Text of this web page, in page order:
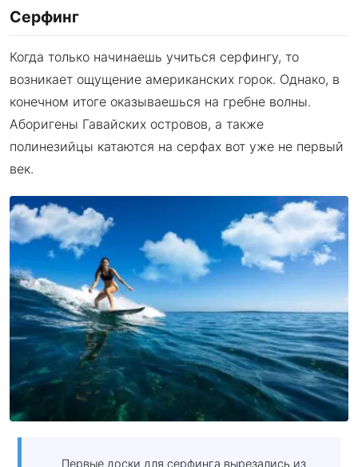
Серфинг
Когда только начинаешь учиться серфингу, то
возникает ощущение американских горок. Однако, в
конечном итоге оказываешься на гребне волны.
Аборигены Гавайских островов, а также
полинезийцы катаются на серфах вот уже не первый
век.
Первые доски для серфинга вырезались из